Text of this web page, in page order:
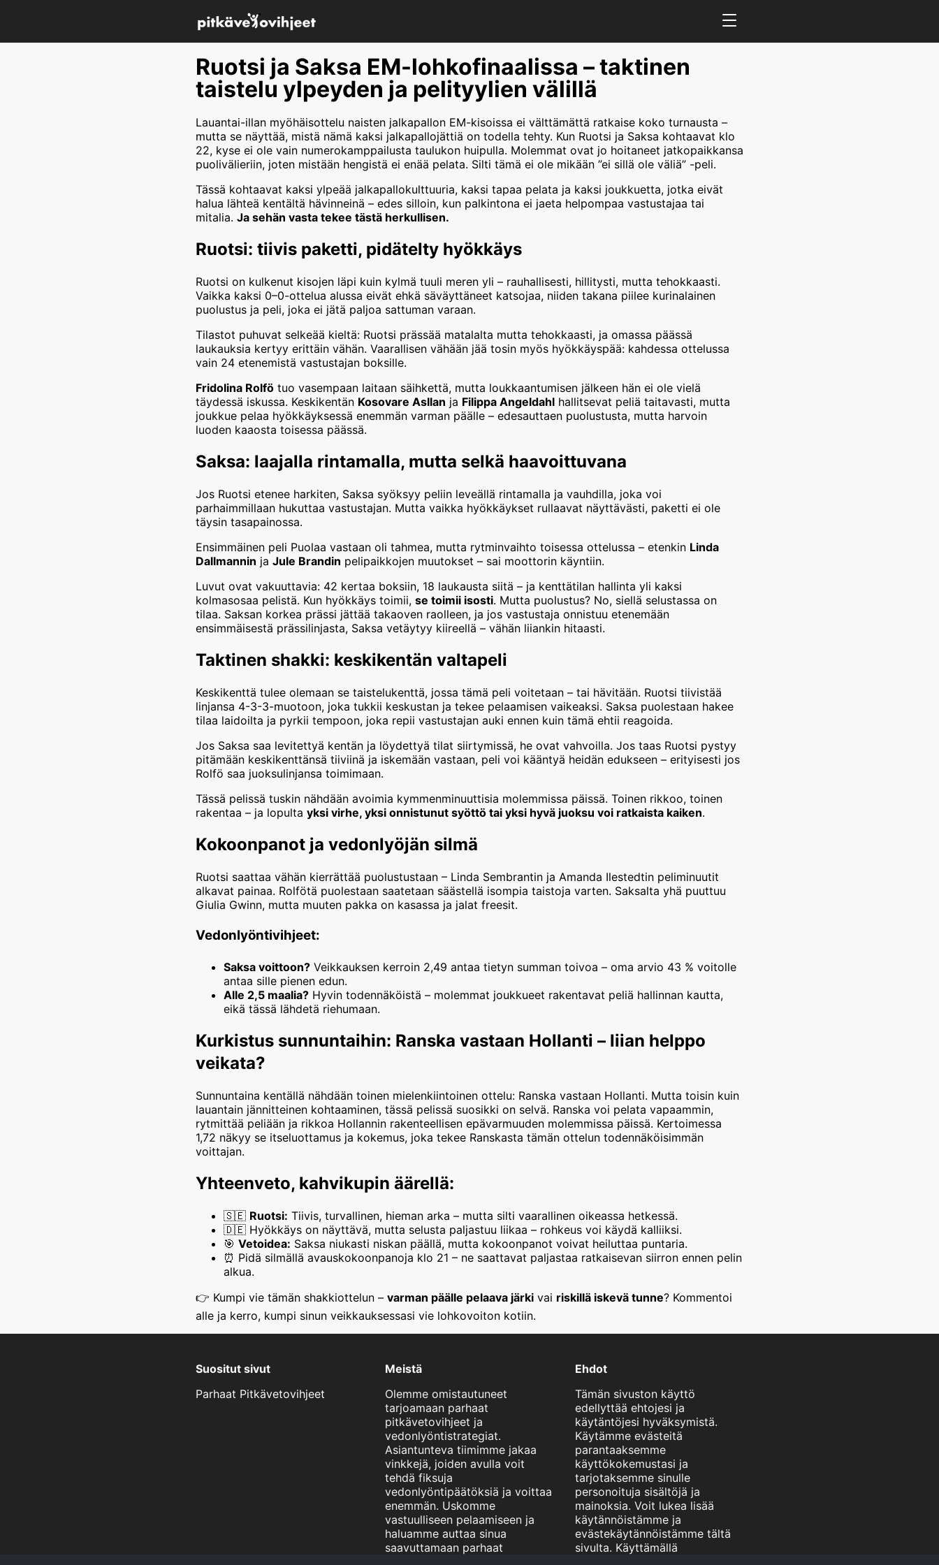
Ruotsi ja Saksa EM-lohkofinaalissa – taktinen
taistelu ylpeyden ja pelityylien välillä
Lauantai-illan myöhäisottelu naisten jalkapallon EM-kisoissa ei välttämättä ratkaise koko turnausta –
mutta se näyttää, mistä nämä kaksi jalkapallojättiä on todella tehty. Kun Ruotsi ja Saksa kohtaavat klo
22, kyse ei ole vain numerokamppailusta taulukon huipulla. Molemmat ovat jo hoitaneet jatkopaikkansa
puolivälieriin, joten mistään hengistä ei enää pelata. Silti tämä ei ole mikään ”ei sillä ole väliä” -peli.
Tässä kohtaavat kaksi ylpeää jalkapallokulttuuria, kaksi tapaa pelata ja kaksi joukkuetta, jotka eivät
halua lähteä kentältä hävinneinä – edes silloin, kun palkintona ei jaeta helpompaa vastustajaa tai
mitalia. Ja sehän vasta tekee tästä herkullisen.
Ruotsi: tiivis paketti, pidätelty hyökkäys
Ruotsi on kulkenut kisojen läpi kuin kylmä tuuli meren yli – rauhallisesti, hillitysti, mutta tehokkaasti.
Vaikka kaksi 0–0-ottelua alussa eivät ehkä säväyttäneet katsojaa, niiden takana piilee kurinalainen
puolustus ja peli, joka ei jätä paljoa sattuman varaan.
Tilastot puhuvat selkeää kieltä: Ruotsi prässää matalalta mutta tehokkaasti, ja omassa päässä
laukauksia kertyy erittäin vähän. Vaarallisen vähään jää tosin myös hyökkäyspää: kahdessa ottelussa
vain 24 etenemistä vastustajan boksille.
Fridolina Rolfö tuo vasempaan laitaan säihkettä, mutta loukkaantumisen jälkeen hän ei ole vielä
täydessä iskussa. Keskikentän Kosovare Asllan ja Filippa Angeldahl hallitsevat peliä taitavasti, mutta
joukkue pelaa hyökkäyksessä enemmän varman päälle – edesauttaen puolustusta, mutta harvoin
luoden kaaosta toisessa päässä.
Saksa: laajalla rintamalla, mutta selkä haavoittuvana
Jos Ruotsi etenee harkiten, Saksa syöksyy peliin leveällä rintamalla ja vauhdilla, joka voi
parhaimmillaan hukuttaa vastustajan. Mutta vaikka hyökkäykset rullaavat näyttävästi, paketti ei ole
täysin tasapainossa.
Ensimmäinen peli Puolaa vastaan oli tahmea, mutta rytminvaihto toisessa ottelussa – etenkin Linda
Dallmannin ja Jule Brandin pelipaikkojen muutokset – sai moottorin käyntiin.
Luvut ovat vakuuttavia: 42 kertaa boksiin, 18 laukausta siitä – ja kenttätilan hallinta yli kaksi
kolmasosaa pelistä. Kun hyökkäys toimii, se toimii isosti. Mutta puolustus? No, siellä selustassa on
tilaa. Saksan korkea prässi jättää takaoven raolleen, ja jos vastustaja onnistuu etenemään
ensimmäisestä prässilinjasta, Saksa vetäytyy kiireellä – vähän liiankin hitaasti.
Taktinen shakki: keskikentän valtapeli
Keskikenttä tulee olemaan se taistelukenttä, jossa tämä peli voitetaan – tai hävitään. Ruotsi tiivistää
linjansa 4-3-3-muotoon, joka tukkii keskustan ja tekee pelaamisen vaikeaksi. Saksa puolestaan hakee
tilaa laidoilta ja pyrkii tempoon, joka repii vastustajan auki ennen kuin tämä ehtii reagoida.
Jos Saksa saa levitettyä kentän ja löydettyä tilat siirtymissä, he ovat vahvoilla. Jos taas Ruotsi pystyy
pitämään keskikenttänsä tiiviinä ja iskemään vastaan, peli voi kääntyä heidän edukseen – erityisesti jos
Rolfö saa juoksulinjansa toimimaan.
Tässä pelissä tuskin nähdään avoimia kymmenminuuttisia molemmissa päissä. Toinen rikkoo, toinen
rakentaa – ja lopulta yksi virhe, yksi onnistunut syöttö tai yksi hyvä juoksu voi ratkaista kaiken.
Kokoonpanot ja vedonlyöjän silmä
Ruotsi saattaa vähän kierrättää puolustustaan – Linda Sembrantin ja Amanda Ilestedtin peliminuutit
alkavat painaa. Rolfötä puolestaan saatetaan säästellä isompia taistoja varten. Saksalta yhä puuttuu
Giulia Gwinn, mutta muuten pakka on kasassa ja jalat freesit.
Vedonlyöntivihjeet:
Saksa voittoon? Veikkauksen kerroin 2,49 antaa tietyn summan toivoa – oma arvio 43 % voitolle
antaa sille pienen edun.
Alle 2,5 maalia? Hyvin todennäköistä – molemmat joukkueet rakentavat peliä hallinnan kautta,
eikä tässä lähdetä riehumaan.
Kurkistus sunnuntaihin: Ranska vastaan Hollanti – liian helppo
veikata?
Sunnuntaina kentällä nähdään toinen mielenkiintoinen ottelu: Ranska vastaan Hollanti. Mutta toisin kuin
lauantain jännitteinen kohtaaminen, tässä pelissä suosikki on selvä. Ranska voi pelata vapaammin,
rytmittää peliään ja rikkoa Hollannin rakenteellisen epävarmuuden molemmissa päissä. Kertoimessa
1,72 näkyy se itseluottamus ja kokemus, joka tekee Ranskasta tämän ottelun todennäköisimmän
voittajan.
Yhteenveto, kahvikupin äärellä:
🇸🇪 Ruotsi: Tiivis, turvallinen, hieman arka – mutta silti vaarallinen oikeassa hetkessä.
🇩🇪 Hyökkäys on näyttävä, mutta selusta paljastuu liikaa – rohkeus voi käydä kalliiksi.
🎯 Vetoidea: Saksa niukasti niskan päällä, mutta kokoonpanot voivat heiluttaa puntaria.
⏰ Pidä silmällä avauskokoonpanoja klo 21 – ne saattavat paljastaa ratkaisevan siirron ennen pelin
alkua.
👉 Kumpi vie tämän shakkiottelun – varman päälle pelaava järki vai riskillä iskevä tunne? Kommentoi
alle ja kerro, kumpi sinun veikkauksessasi vie lohkovoiton kotiin.
Suositut sivut
Parhaat Pitkävetovihjeet
Meistä
Olemme omistautuneet
tarjoamaan parhaat
pitkävetovihjeet ja
vedonlyöntistrategiat.
Asiantunteva tiimimme jakaa
vinkkejä, joiden avulla voit
tehdä fiksuja
vedonlyöntipäätöksiä ja voittaa
enemmän. Uskomme
vastuulliseen pelaamiseen ja
haluamme auttaa sinua
saavuttamaan parhaat
Ehdot
Tämän sivuston käyttö
edellyttää ehtojesi ja
käytäntöjesi hyväksymistä.
Käytämme evästeitä
parantaaksemme
käyttökokemustasi ja
tarjotaksemme sinulle
personoituja sisältöjä ja
mainoksia. Voit lukea lisää
käytännöistämme ja
evästekäytännöistämme tältä
sivulta. Käyttämällä